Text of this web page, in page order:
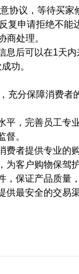
协议，等待买家
申请拒绝不能
商处理。
后可以在1天
功。
充分保障消费者
，完善员工专业
。
者提供专业的购
客户购物保驾护
保证产品质量
最安全的交易渠